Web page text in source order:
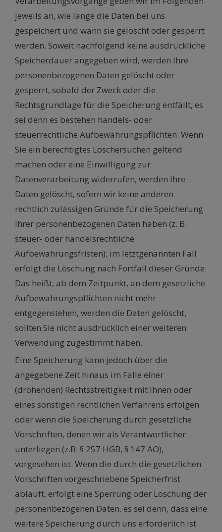
jeweils an, wie lange die Daten bei uns
gespeichert und wann sie gelöscht oder gesperrt
werden. Soweit nachfolgend keine ausdrückliche
Speicherdauer angegeben wird, werden Ihre
personenbezogenen Daten gelöscht oder
gesperrt, sobald der Zweck oder die
Rechtsgrundlage für die Speicherung entfällt, es
sei denn es bestehen handels- oder
steuerrechtliche Aufbewahrungspflichten. Wenn
Sie ein berechtigtes Löschersuchen geltend
machen oder eine Einwilligung zur
Datenverarbeitung widerrufen, werden Ihre
Daten gelöscht, sofern wir keine anderen
rechtlich zulässigen Gründe für die Speicherung
Ihrer personenbezogenen Daten haben (z. B.
steuer- oder handelsrechtliche
Aufbewahrungsfristen); im letztgenannten Fall
erfolgt die Löschung nach Fortfall dieser Gründe.
Das heißt, ab dem Zeitpunkt, an dem gesetzliche
Aufbewahrungspflichten nicht mehr
entgegenstehen, werden die Daten gelöscht,
sollten Sie nicht ausdrücklich einer weiteren
Verwendung zugestimmt haben.
Eine Speicherung kann jedoch über die
angegebene Zeit hinaus im Falle einer
(drohenden) Rechtsstreitigkeit mit Ihnen oder
eines sonstigen rechtlichen Verfahrens erfolgen
oder wenn die Speicherung durch gesetzliche
Vorschriften, denen wir als Verantwortlicher
unterliegen (z.B. § 257 HGB, § 147 AO),
vorgesehen ist. Wenn die durch die gesetzlichen
Vorschriften vorgeschriebene Speicherfrist
abläuft, erfolgt eine Sperrung oder Löschung der
personenbezogenen Daten, es sei denn, dass eine
weitere Speicherung durch uns erforderlich ist